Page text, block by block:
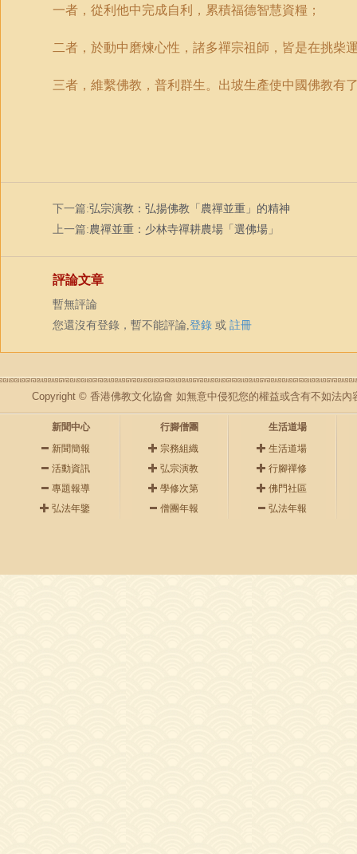
一者，從利他中完成自利，累積福德智慧資糧；
二者，於動中磨煉心性，諸多禪宗祖師，皆是在挑柴
三者，維繫佛教，普利群生。出坡生產使中國佛教有
下一篇:弘宗演教：弘揚佛教「農禪並重」的精神
上一篇:農禪並重：少林寺禪耕農場「選佛場」
評論文章
暫無評論
您還沒有登錄，暫不能評論,登錄 或 註冊
Copyright © 香港佛教文化協會 如無意中侵犯您的權益或含有不如法內
新聞中心
新聞簡報
活動資訊
專題報導
弘法年鑒
行腳僧團
宗務組織
弘宗演教
學修次第
僧團年報
生活道場
生活道場
行腳禪修
佛門社區
弘法年報